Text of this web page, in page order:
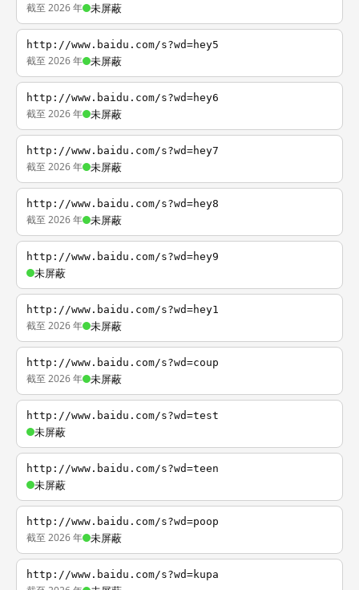
截至 2026 年 未屏蔽
http://www.baidu.com/s?wd=hey5
截至 2026 年 未屏蔽
http://www.baidu.com/s?wd=hey6
截至 2026 年 未屏蔽
http://www.baidu.com/s?wd=hey7
截至 2026 年 未屏蔽
http://www.baidu.com/s?wd=hey8
截至 2026 年 未屏蔽
http://www.baidu.com/s?wd=hey9
未屏蔽
http://www.baidu.com/s?wd=hey1
截至 2026 年 未屏蔽
http://www.baidu.com/s?wd=coup
截至 2026 年 未屏蔽
http://www.baidu.com/s?wd=test
未屏蔽
http://www.baidu.com/s?wd=teen
未屏蔽
http://www.baidu.com/s?wd=poop
截至 2026 年 未屏蔽
http://www.baidu.com/s?wd=kupa